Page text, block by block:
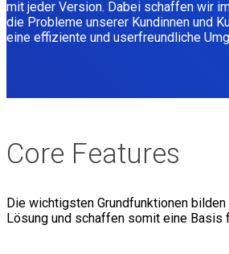
mit jeder Version. Dabei schaffen wir
die Probleme unserer Kundinnen und
eine effiziente und userfreundliche
Core Features
Die wichtigsten Grundfunktionen
Lösung und schaffen somit eine Basis